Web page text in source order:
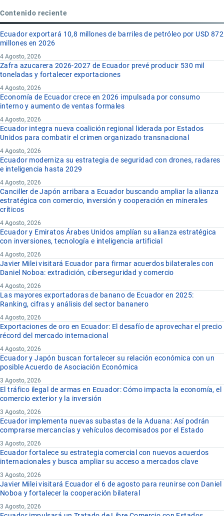
Contenido reciente
Ecuador exportará 10,8 millones de barriles de petróleo por USD 872
millones en 2026
4 Agosto, 2026
Zafra azucarera 2026-2027 de Ecuador prevé producir 530 mil
toneladas y fortalecer exportaciones
4 Agosto, 2026
Economía de Ecuador crece en 2026 impulsada por consumo
interno y aumento de ventas formales
4 Agosto, 2026
Ecuador integra nueva coalición regional liderada por Estados
Unidos para combatir el crimen organizado transnacional
4 Agosto, 2026
Ecuador moderniza su estrategia de seguridad con drones, radares
e inteligencia hasta 2029
4 Agosto, 2026
Canciller de Japón arribara a Ecuador buscando ampliar la alianza
estratégica con comercio, inversión y cooperación en minerales
críticos
4 Agosto, 2026
Ecuador y Emiratos Árabes Unidos amplían su alianza estratégica
con inversiones, tecnología e inteligencia artificial
4 Agosto, 2026
Javier Milei visitará Ecuador para firmar acuerdos bilaterales con
Daniel Noboa: extradición, ciberseguridad y comercio
4 Agosto, 2026
Las mayores exportadoras de banano de Ecuador en 2025:
Ranking, cifras y análisis del sector bananero
4 Agosto, 2026
Exportaciones de oro en Ecuador: El desafío de aprovechar el precio
récord del mercado internacional
4 Agosto, 2026
Ecuador y Japón buscan fortalecer su relación económica con un
posible Acuerdo de Asociación Económica
3 Agosto, 2026
El tráfico ilegal de armas en Ecuador: Cómo impacta la economía, el
comercio exterior y la inversión
3 Agosto, 2026
Ecuador implementa nuevas subastas de la Aduana: Así podrán
comprarse mercancías y vehículos decomisados por el Estado
3 Agosto, 2026
Ecuador fortalece su estrategia comercial con nuevos acuerdos
internacionales y busca ampliar su acceso a mercados clave
3 Agosto, 2026
Javier Milei visitará Ecuador el 6 de agosto para reunirse con Daniel
Noboa y fortalecer la cooperación bilateral
3 Agosto, 2026